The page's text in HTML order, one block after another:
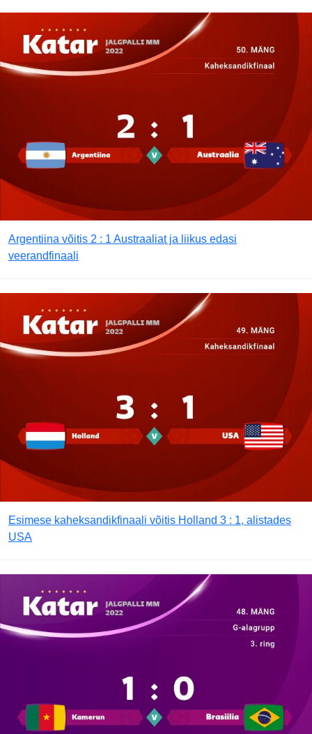
Argentiina võitis 2 : 1 Austraaliat ja liikus edasi
veerandfinaali
Esimese kaheksandikfinaali võitis Holland 3 : 1, alistades
USA